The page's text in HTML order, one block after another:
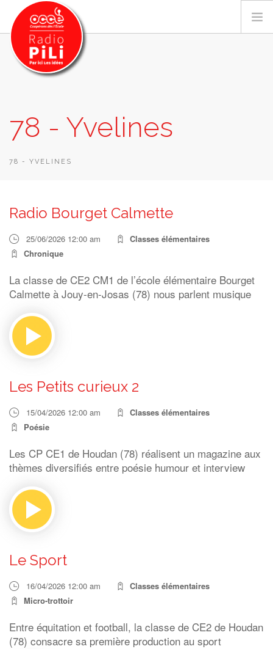
GRILLE DES PROGRAMMES
EMISSIONS / PODCASTS
RECHERCHER
78 - Yvelines
78 - YVELINES
Radio Bourget Calmette
25/06/2026 12:00 am
Classes élémentaires
Chronique
La classe de CE2 CM1 de l’école élémentaire Bourget
Calmette à Jouy-en-Josas (78) nous parlent musique
Les Petits curieux 2
15/04/2026 12:00 am
Classes élémentaires
Poésie
Les CP CE1 de Houdan (78) réalisent un magazine aux
thèmes diversifiés entre poésie humour et interview
Le Sport
16/04/2026 12:00 am
Classes élémentaires
Micro-trottoir
Entre équitation et football, la classe de CE2 de Houdan
(78) consacre sa première production au sport